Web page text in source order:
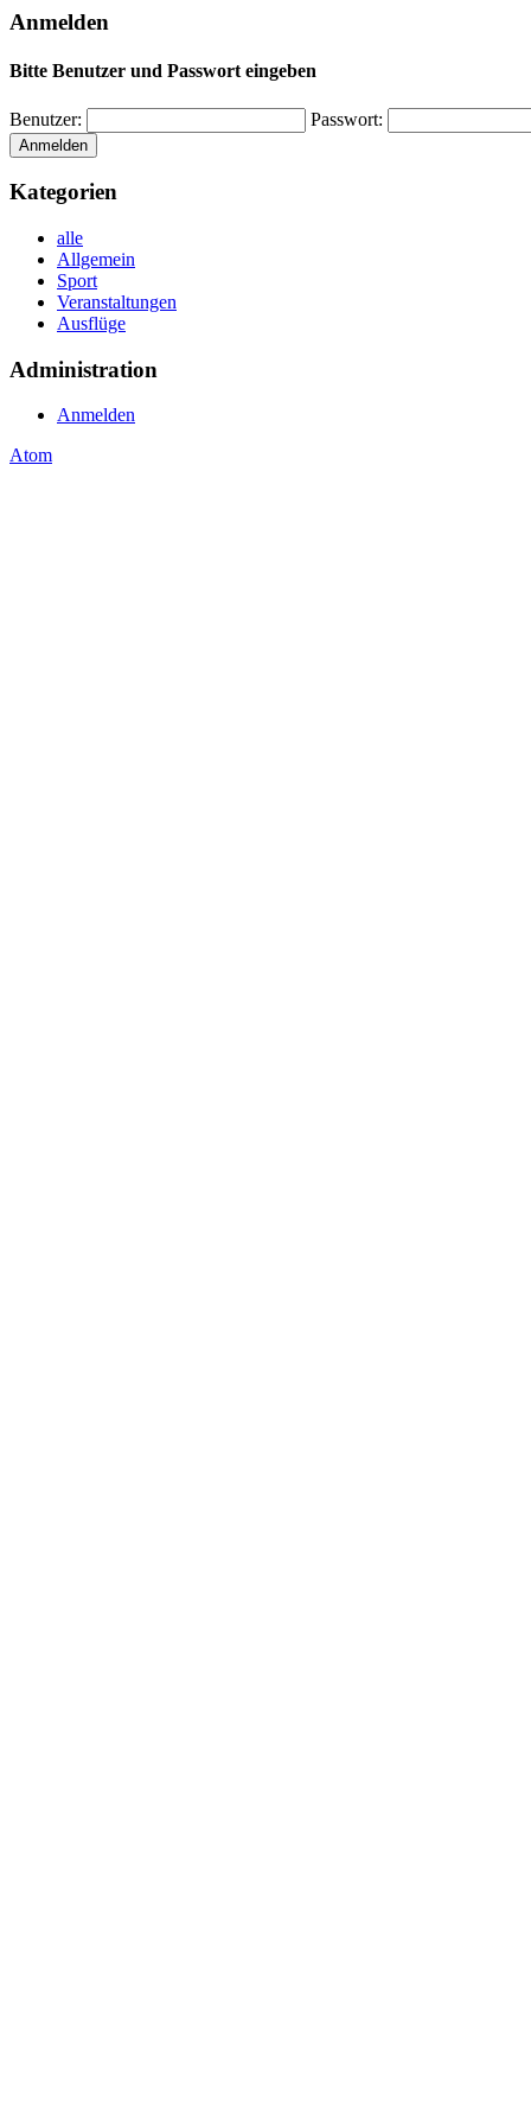
Anmelden
Bitte Benutzer und Passwort eingeben
Benutzer: Passwort:
Kategorien
alle
Allgemein
Sport
Veranstaltungen
Ausflüge
Administration
Anmelden
Atom